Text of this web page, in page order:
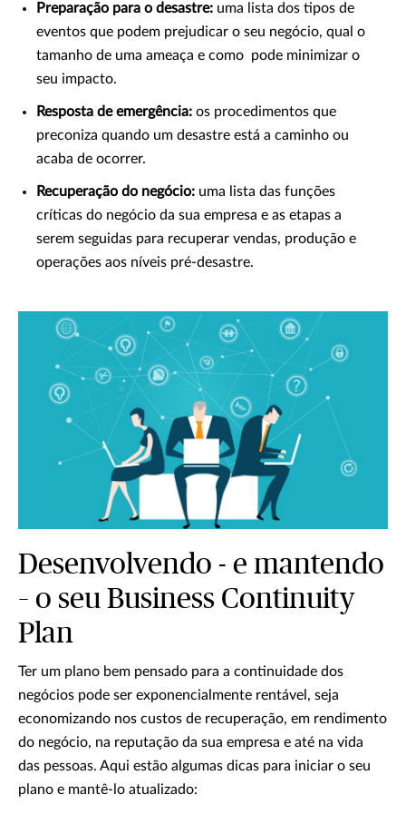
Preparação para o desastre: uma lista dos tipos de
eventos que podem prejudicar o seu negócio, qual o
tamanho de uma ameaça e como pode minimizar o
seu impacto.
Resposta de emergência: os procedimentos que
preconiza quando um desastre está a caminho ou
acaba de ocorrer.
Recuperação do negócio: uma lista das funções
críticas do negócio da sua empresa e as etapas a
serem seguidas para recuperar vendas, produção e
operações aos níveis pré-desastre.
Desenvolvendo - e mantendo
– o seu Business Continuity
Plan
Ter um plano bem pensado para a continuidade dos
negócios pode ser exponencialmente rentável, seja
economizando nos custos de recuperação, em rendimento
do negócio, na reputação da sua empresa e até na vida
das pessoas. Aqui estão algumas dicas para iniciar o seu
plano e mantê-lo atualizado: